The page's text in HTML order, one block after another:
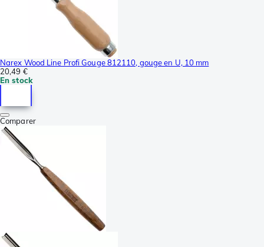
Narex Wood Line Profi Gouge 812110, gouge en U, 10 mm
20,49 €
En stock
Comparer